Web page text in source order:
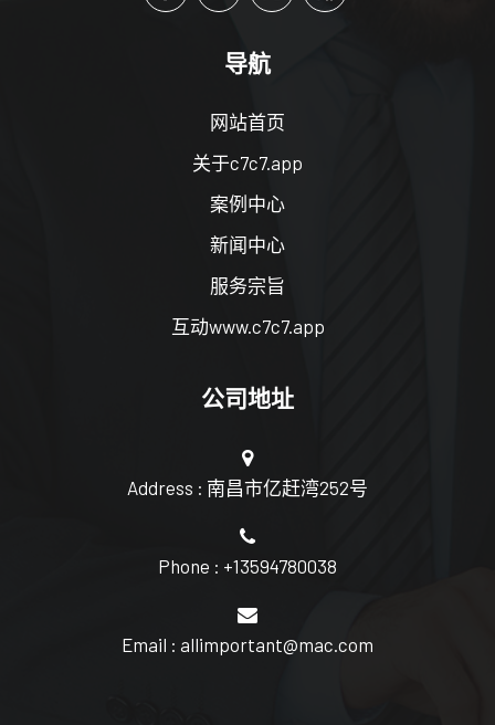
导航
网站首页
关于c7c7.app
案例中心
新闻中心
服务宗旨
互动www.c7c7.app
公司地址
Address : 南昌市亿赶湾252号
Phone : +13594780038
Email : allimportant@mac.com